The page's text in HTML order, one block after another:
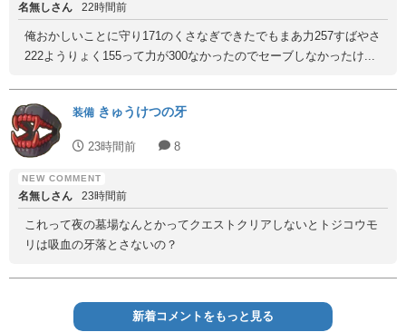
名無しさん 22時間前
俺おかしいことに守り171のくさなぎできたでもまあ力257すばやさ
222ようりょく155って力が300なかったのでセーブしなかったけ...
装備 きゅうけつの牙
23時間前 8
名無しさん 23時間前
これって夜の墓場なんとかってクエストクリアしないとトジコウモ
リは吸血の牙落とさないの？
新着コメントをもっと見る